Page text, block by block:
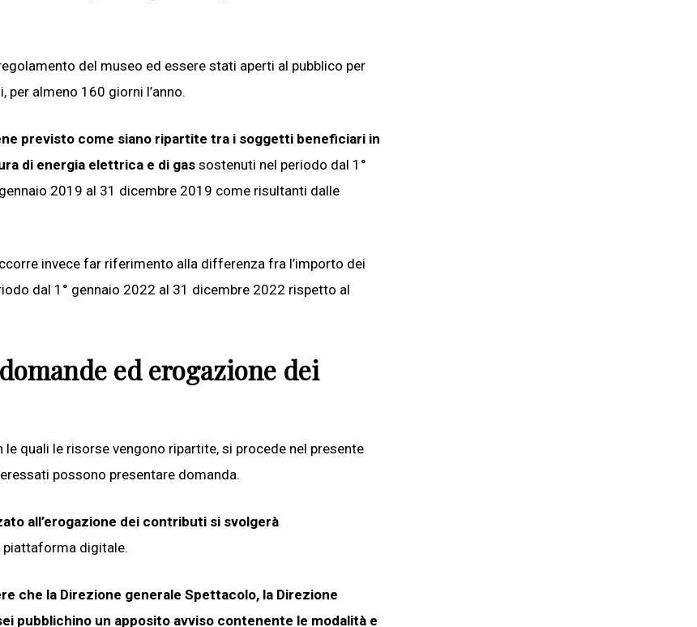
del museo ed essere stati aperti al pubblico per
almeno 160 giorni l’anno.
previsto come siano ripartite tra i soggetti beneficiari in
di energia elettrica e di gas sostenuti nel periodo dal 1°
2019 al 31 dicembre 2019 come risultanti dalle
invece far riferimento alla differenza fra l’importo dei
dal 1° gennaio 2022 al 31 dicembre 2022 rispetto al
ed erogazione dei
quali le risorse vengono ripartite, si procede nel presente
possono presentare domanda.
all’erogazione dei contributi si svolgerà
piattaforma digitale.
che la Direzione generale Spettacolo, la Direzione
pubblichino un apposito avviso contenente le modalità e